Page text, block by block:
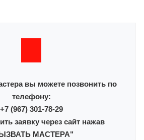
вы можете позвонить по
телефону:
+7 (967) 301-78-29
заявку через сайт нажав
МАСТЕРА"